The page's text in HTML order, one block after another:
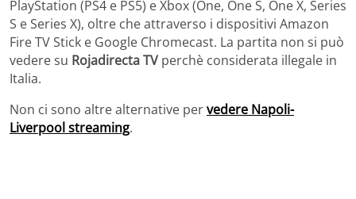
PlayStation (PS4 e PS5) e Xbox (One, One S, One X, Series
S e Series X), oltre che attraverso i dispositivi Amazon
Fire TV Stick e Google Chromecast. La partita non si può
vedere su Rojadirecta TVperchè considerata illegale in
Italia.
Non ci sono altre alternative pervedere Napoli-
Liverpool streaming.